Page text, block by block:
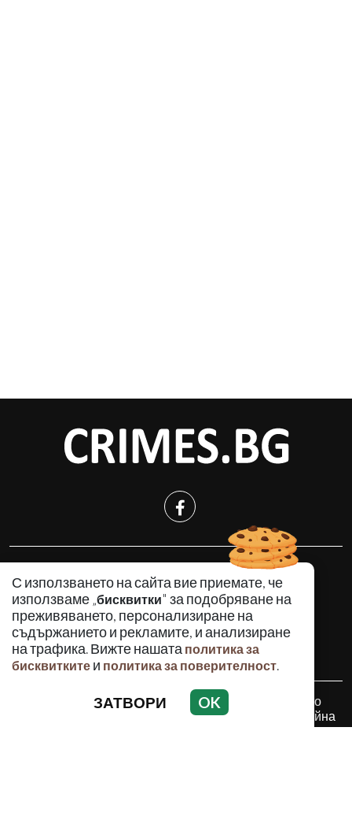
С използването на сайта вие приемате, че
използваме „бисквитки" за подобряване на
преживяването, персонализиране на
съдържанието и рекламите, и анализиране
на трафика. Вижте нашата политика за
бисквитките и политика за поверителност.
ЗАТВОРИ OK
КРИМИНАЛНО
ИНЦИДЕНТИ
АНАЛИЗИ
ПО СВЕТА
ВОДЕЩИ ТЕМИ
Използването и публикуването на част или цялото
съдържание на Crimes.BG без разрешение на Медийна